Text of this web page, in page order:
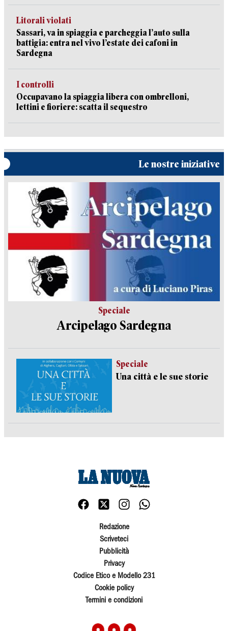
Litorali violati
Sassari, va in spiaggia e parcheggia l’auto sulla
battigia: entra nel vivo l’estate dei cafoni in
Sardegna
I controlli
Occupavano la spiaggia libera con ombrelloni,
lettini e fioriere: scatta il sequestro
Le nostre iniziative
Speciale
Arcipelago Sardegna
Speciale
Una città e le sue storie
Redazione
Scriveteci
Pubblicità
Privacy
Codice Etico e Modello 231
Cookie policy
Termini e condizioni